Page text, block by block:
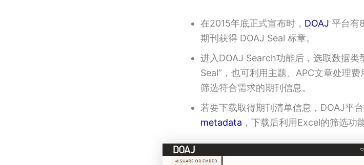
在2015年底正式宣布时， DOAJ 平台有
期刊获得 DOAJ Seal 标章。
进入DOAJ Search功能后，选取数据
Seal”，也可利用主题、APC文章处理
筛选符合需求的期刊信息。
若要下载取得期刊清单信息，DOAJ平
metadata ，下载后利用Excel的筛选功